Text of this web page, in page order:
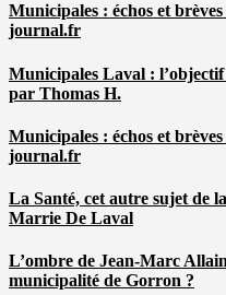
Municipales : échos et
journal.fr
Municipales Laval :
par Thomas H.
Municipales : échos et
journal.fr
La Santé, cet autre sujet de
Marrie De Laval
L’ombre de Jean-Marc
municipalité de Gorron ?